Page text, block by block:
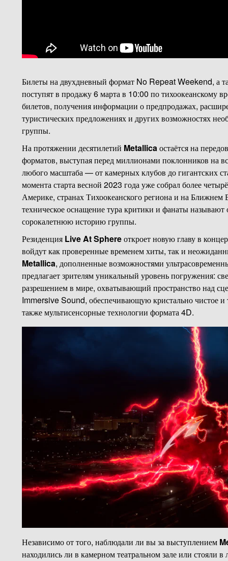
Билеты на двухдневный формат No Repeat Weekend, а
поступят в продажу 6 марта в 10:00 по тихоокеанскому
билетов, получения информации о предпродажах,
туристических предложениях и других возможностях
группы.
На протяжении десятилетий Metallicaостаётся на
форматов, выступая перед миллионами поклонников на
любого масштаба — от камерных клубов до гигантских
момента старта весной 2023 года уже собрал более
Америке, странах Тихоокеанского региона и на
техническое оснащение тура критики и фанаты
сорокалетнюю историю группы.
Резиденция Live At Sphereоткроет новую главу в
войдут как проверенные временем хиты, так и
Metallica, дополненные возможностями
предлагает зрителям уникальный уровень погружения:
разрешением в мире, охватывающий пространство над
Immersive Sound, обеспечивающую кристально чистое и
также мультисенсорные технологии формата 4D.
Независимо от того, наблюдали ли вы за выступлением
находились ли в камерном театральном зале или стояли